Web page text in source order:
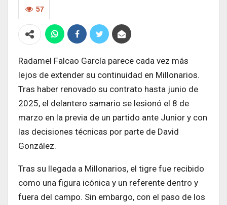
57
Radamel Falcao García parece cada vez más
lejos de extender su continuidad en Millonarios.
Tras haber renovado su contrato hasta junio de
2025, el delantero samario se lesionó el 8 de
marzo en la previa de un partido ante Junior y con
las decisiones técnicas por parte de David
González.
Tras su llegada a Millonarios, el tigre fue recibido
como una figura icónica y un referente dentro y
fuera del campo. Sin embargo, con el paso de los